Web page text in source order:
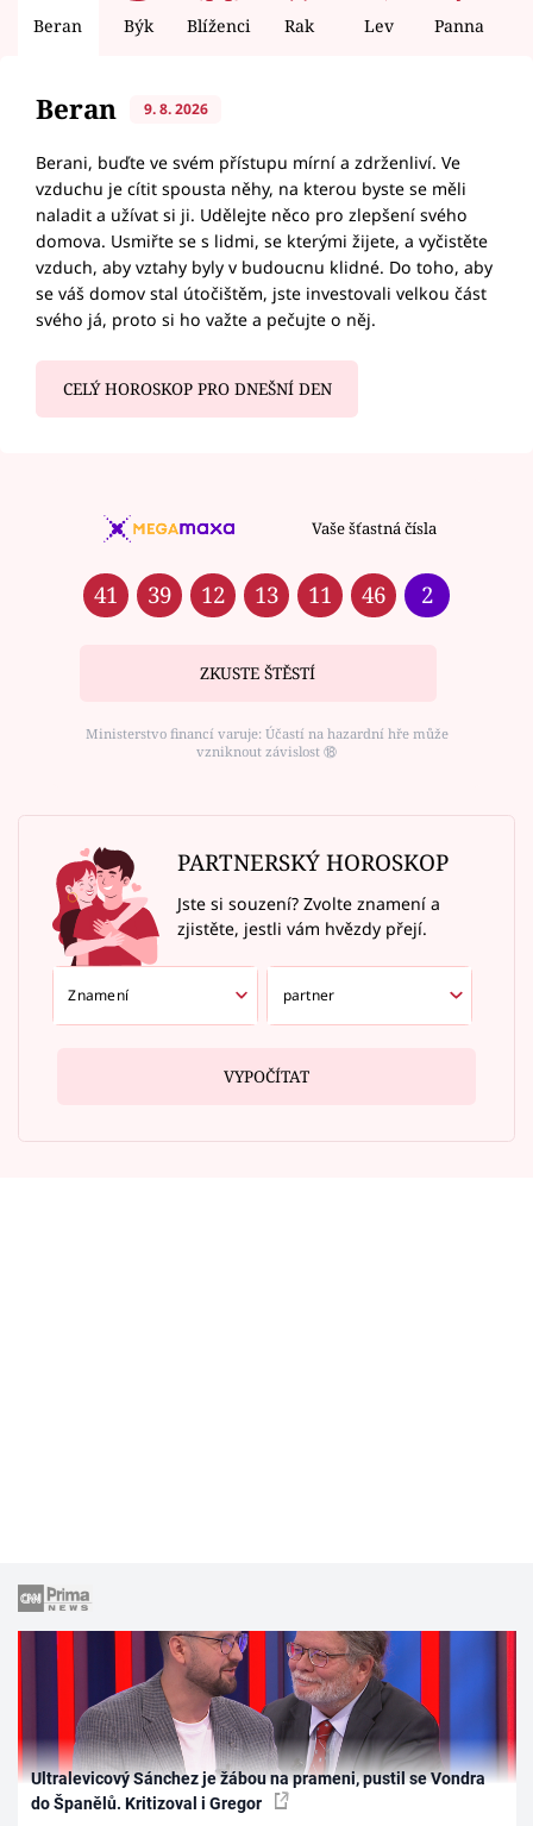
Beran Býk Blíženci Rak Lev Panna
Beran 9. 8. 2026
Berani, buďte ve svém přístupu mírní a zdrženliví. Ve
vzduchu je cítit spousta něhy, na kterou byste se měli
naladit a užívat si ji. Udělejte něco pro zlepšení svého
domova. Usmiřte se s lidmi, se kterými žijete, a vyčistěte
vzduch, aby vztahy byly v budoucnu klidné. Do toho, aby
se váš domov stal útočištěm, jste investovali velkou část
svého já, proto si ho važte a pečujte o něj.
CELÝ HOROSKOP PRO DNEŠNÍ DEN
Vaše šťastná čísla
41 39 12 13 11 46 2
ZKUSTE ŠTĚSTÍ
Ministerstvo financí varuje: Účastí na hazardní hře může
vzniknout závislost ⑱
PARTNERSKÝ HOROSKOP
Jste si souzení? Zvolte znamení a
zjistěte, jestli vám hvězdy přejí.
VYPOČÍTAT
Ultralevicový Sánchez je žábou na prameni, pustil se Vondra
do Španělů. Kritizoval i Gregor